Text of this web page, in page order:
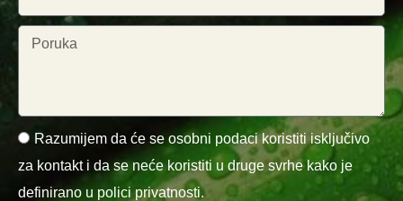
Razumijem da će se osobni podaci koristiti isključivo
za kontakt i da se neće koristiti u druge svrhe kako je
definirano u polici privatnosti.